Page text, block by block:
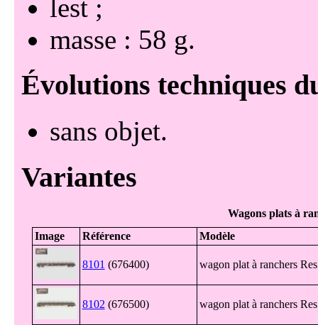
lest
masse : 58 g
sans objet
Wagons plats à
8101 (676400) wagon plat à ranchers
8102 (676500) wagon plat à ranchers